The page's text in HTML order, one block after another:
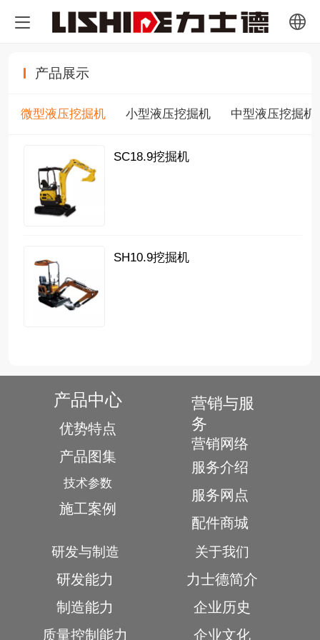
产品展示
微型液压挖掘机 小型液压挖掘机 中型液压挖掘机
SC18.9挖掘机
SH10.9挖掘机
产品中心
优势特点
产品图集
技术参数
施工案例
营销与服
务
营销网络
服务介绍
服务网点
配件商城
研发与制造
研发能力
制造能力
质量控制能力
关于我们
力士德简介
企业历史
企业文化